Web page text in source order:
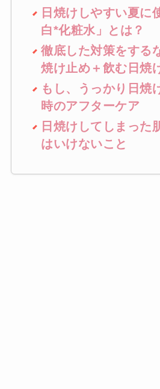
日焼けしやすい夏に
白*化粧水」とは？
徹底した対策をする
焼け止め＋飲む日焼
もし、うっかり日焼
時のアフターケア
日焼けしてしまった
はいけないこと